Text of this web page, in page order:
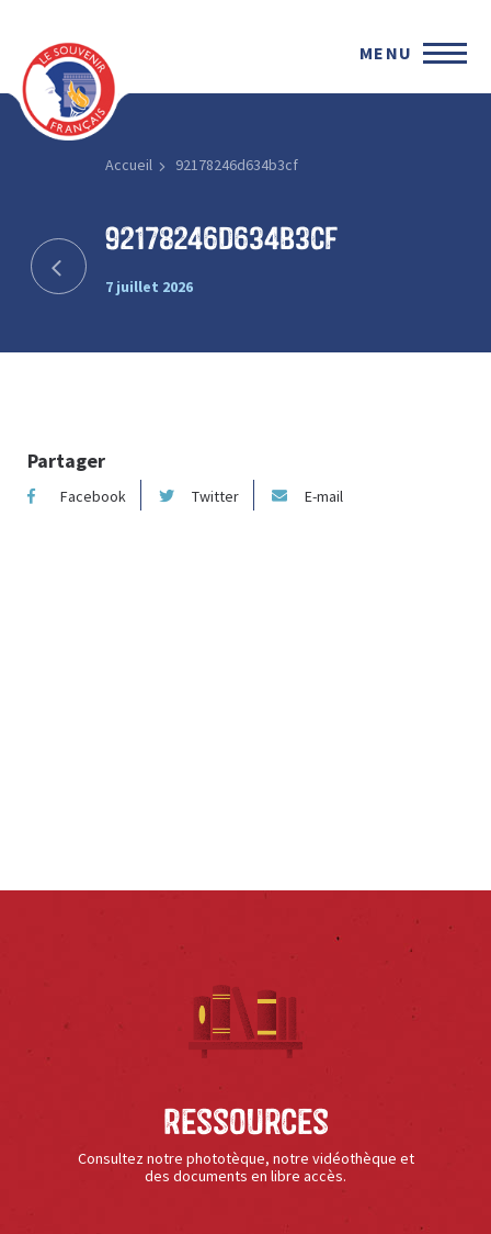
MENU
Accueil 92178246d634b3cf
92178246d634b3cf
7 juillet 2026
Partager
Facebook Twitter E-mail
Ressources
Consultez notre phototèque, notre vidéothèque et
des documents en libre accès.